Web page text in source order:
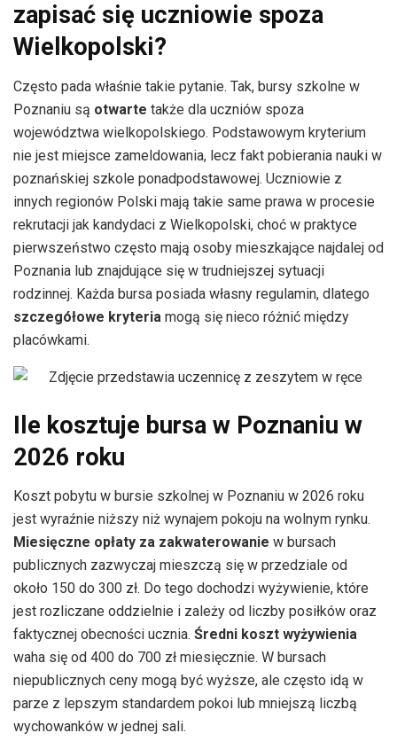
zapisać się uczniowie spoza
Wielkopolski?
Często pada właśnie takie pytanie. Tak, bursy szkolne w
Poznaniu są otwarte także dla uczniów spoza
województwa wielkopolskiego. Podstawowym kryterium
nie jest miejsce zameldowania, lecz fakt pobierania nauki w
poznańskiej szkole ponadpodstawowej. Uczniowie z
innych regionów Polski mają takie same prawa w procesie
rekrutacji jak kandydaci z Wielkopolski, choć w praktyce
pierwszeństwo często mają osoby mieszkające najdalej od
Poznania lub znajdujące się w trudniejszej sytuacji
rodzinnej. Każda bursa posiada własny regulamin, dlatego
szczegółowe kryteria mogą się nieco różnić między
placówkami.
Ile kosztuje bursa w Poznaniu w
2026 roku
Koszt pobytu w bursie szkolnej w Poznaniu w 2026 roku
jest wyraźnie niższy niż wynajem pokoju na wolnym rynku.
Miesięczne opłaty za zakwaterowanie w bursach
publicznych zazwyczaj mieszczą się w przedziale od
około 150 do 300 zł. Do tego dochodzi wyżywienie, które
jest rozliczane oddzielnie i zależy od liczby posiłków oraz
faktycznej obecności ucznia. Średni koszt wyżywienia
waha się od 400 do 700 zł miesięcznie. W bursach
niepublicznych ceny mogą być wyższe, ale często idą w
parze z lepszym standardem pokoi lub mniejszą liczbą
wychowanków w jednej sali.